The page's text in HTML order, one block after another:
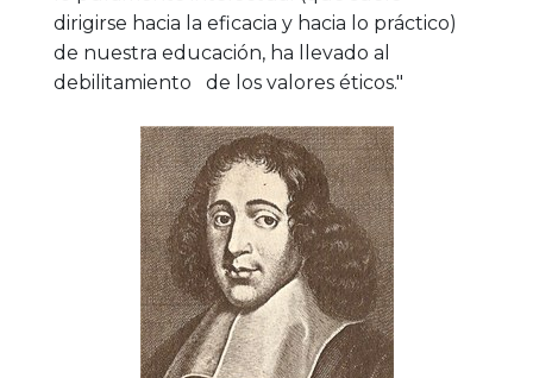
dirigirse hacia la eficacia y hacia lo práctico)
de nuestra educación, ha llevado al
debilitamiento de los valores éticos."